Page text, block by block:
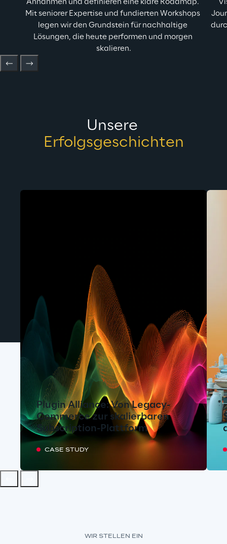
Annahmen und definieren eine klare Roadmap.
Mit seniorer Expertise und fundierten Workshops
legen wir den Grundstein für nachhaltige
Lösungen, die heute performen und morgen
skalieren.
Unsere
Erfolgsgeschichten
Plugin Alliance: Von Legacy-
Commerce zur skalierbaren
Subscription-Plattform
CASE STUDY
WIR STELLEN EIN